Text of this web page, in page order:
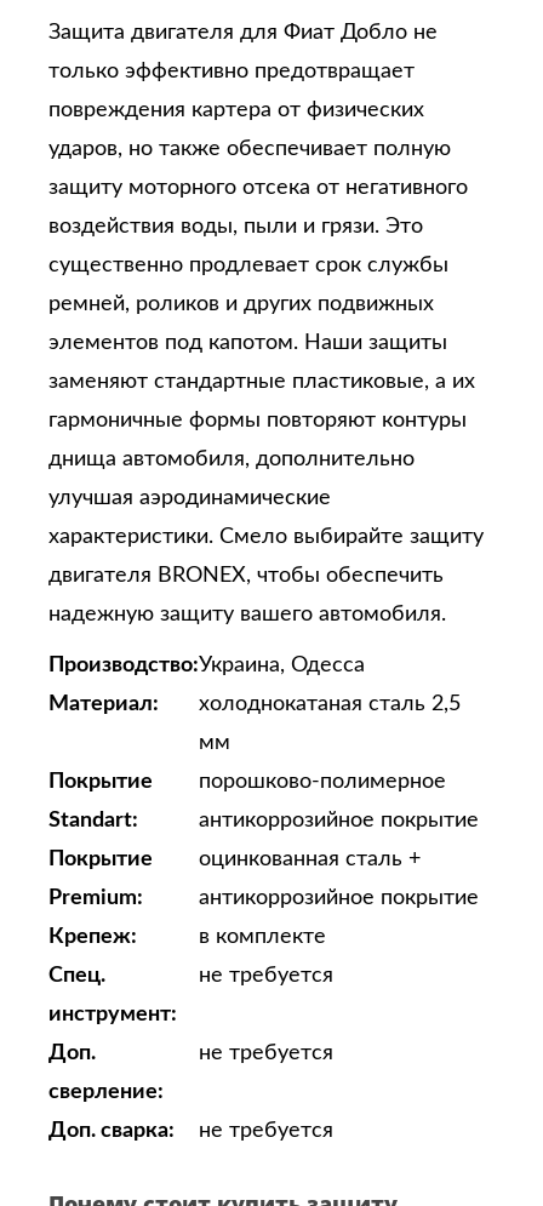
Защита двигателя для Фиат Добло не
только эффективно предотвращает
повреждения картера от физических
ударов, но также обеспечивает полную
защиту моторного отсека от негативного
воздействия воды, пыли и грязи. Это
существенно продлевает срок службы
ремней, роликов и других подвижных
элементов под капотом. Наши защиты
заменяют стандартные пластиковые, а их
гармоничные формы повторяют контуры
днища автомобиля, дополнительно
улучшая аэродинамические
характеристики. Смело выбирайте защиту
двигателя BRONEX, чтобы обеспечить
надежную защиту вашего автомобиля.
Производство:Украина, Одесса
Материал:
холоднокатаная сталь 2,5
мм
Покрытие
Standart:
порошково-полимерное
антикоррозийное покрытие
Покрытие
Premium:
оцинкованная сталь +
антикоррозийное покрытие
Крепеж:
в комплекте
Спец.
инструмент:
не требуется
Доп.
сверление:
не требуется
Доп. сварка: не требуется